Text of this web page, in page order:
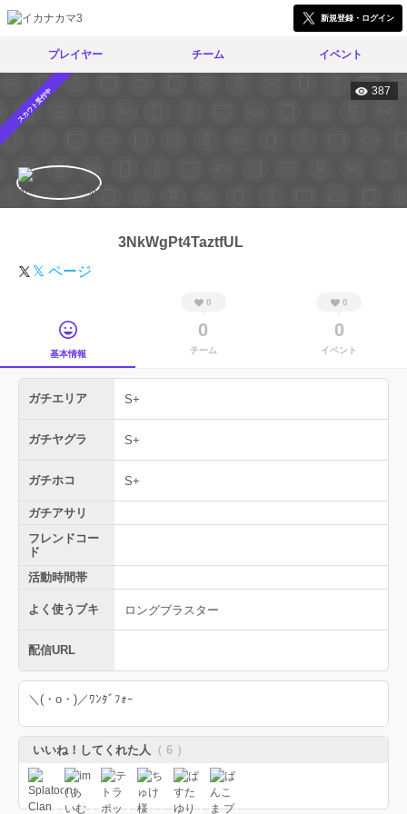
新規登録・ログイン
プレイヤー チーム イベント
スカウト受付中 387
3NkWgPt4TaztfUL
𝕏 ページ
基本情報
0
0
チーム
0
0
イベント
ガチエリア S+
ガチヤグラ S+
ガチホコ S+
ガチアサリ
フレンドコー
ド
活動時間帯
よく使うブキ ロングブラスター
配信URL
＼(・o・)／ﾜﾝﾀﾞﾌｫｰ
いいね！してくれた人 （ 6 ）